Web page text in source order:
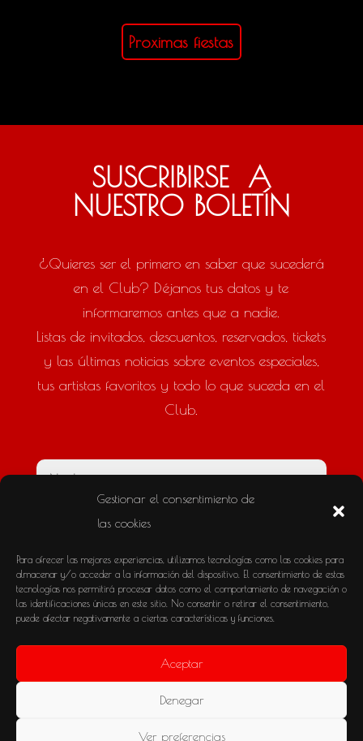
Gestionar el consentimiento de
las cookies
Para ofrecer las mejores experiencias, utilizamos tecnologías como las cookies para
almacenar y/o acceder a la información del dispositivo. El consentimiento de estas
tecnologías nos permitirá procesar datos como el comportamiento de navegación o
las identificaciones únicas en este sitio. No consentir o retirar el consentimiento,
puede afectar negativamente a ciertas características y funciones.
Aceptar
Denegar
Ver preferencias
Proximas fiestas
SUSCRIBIRSE A
NUESTRO BOLETÍN
¿Quieres ser el primero en saber que sucederá
en el Club? Déjanos tus datos y te
informaremos antes que a nadie.
Listas de invitados, descuentos, reservados, tickets
y las últimas noticias sobre eventos especiales,
tus artistas favoritos y todo lo que suceda en el
Club.
Antes de enviar leer "Política de privacidad"
He leído y acepto la "Política de privacidad"
Política de privacidad
Política de cookies (UE)